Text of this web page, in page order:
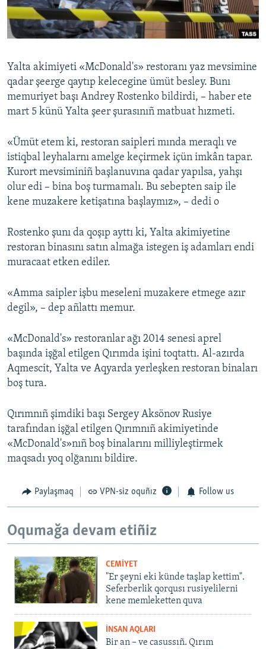
Русский
Українською
QOŞULIÑIZ!
Yalta akimiyeti «McDonald's» restoranı yaz mevsimine
qadar şeerge qaytıp kelecegine ümüt besley. Bunı
memuriyet başı Andrey Rostenko bildirdi, – haber ete
mart 5 künü Yalta şeer şurasınıñ matbuat hızmeti.
«Ümüt etem ki, restoran saipleri mında meraqlı ve
istiqbal leyhalarnı amelge keçirmek içün imkân tapar.
Kurort mevsiminiñ başlanuvına qadar yapılsa, yahşı
olur edi – bina boş turmamalı. Bu sebepten saip ile
kene muzakere ketişatına başlaymız», – dedi o
Rostenko şunı da qoşıp ayttı ki, Yalta akimiyetine
restoran binasını satın almağa istegen iş adamları endi
muracaat etken ediler.
«Amma saipler işbu meseleni muzakere etmege azır
degil», – dep añlattı memur.
«McDonald's» restoranlar ağı 2014 senesi aprel
başında işğal etilgen Qırımda işini toqtattı. Al-azırda
Aqmescit, Yalta ve Aqyarda yerleşken restoran binaları
boş tura.
Qırımnıñ şimdiki başı Sergey Aksönov Rusiye
tarafından işğal etilgen Qırımnıñ akimiyetinde
«McDonald's»nıñ boş binalarını milliyleştirmek
maqsadı yoq olğanını bildire.
Paylaşmaq VPN-siz oquñız Follow us
Oqumağa devam etiñiz
CEMİYET
"Er şeyni eki künde taşlap kettim".
Seferberlik qorqusı rusiyelilerni
kene memleketten quva
İNSAN AQLARI
Bir an – ve casussıñ. Qırım